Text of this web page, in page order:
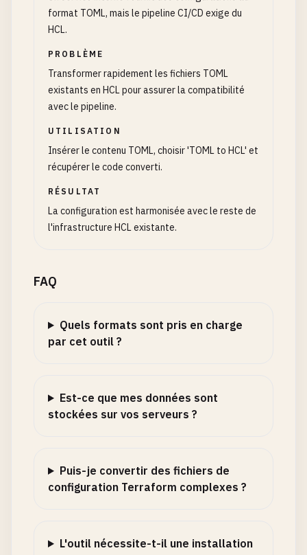
format TOML, mais le pipeline CI/CD exige du
HCL.
PROBLÈME
Transformer rapidement les fichiers TOML
existants en HCL pour assurer la compatibilité
avec le pipeline.
UTILISATION
Insérer le contenu TOML, choisir 'TOML to HCL' et
récupérer le code converti.
RÉSULTAT
La configuration est harmonisée avec le reste de
l'infrastructure HCL existante.
FAQ
Quels formats sont pris en charge
par cet outil ?
Est-ce que mes données sont
stockées sur vos serveurs ?
Puis-je convertir des fichiers de
configuration Terraform complexes ?
L'outil nécessite-t-il une installation